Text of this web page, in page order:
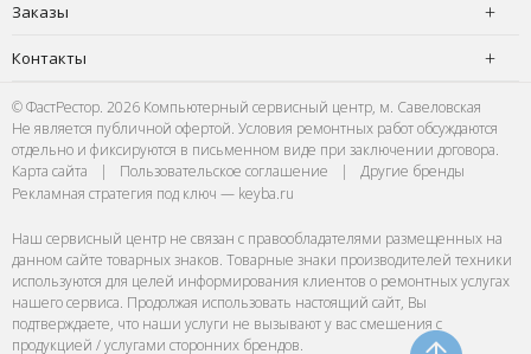
Заказы
Контакты
© ФастРестор. 2026 Компьютерный сервисный центр, м. Савеловская
Не является публичной офертой. Условия ремонтных работ обсуждаются
отдельно и фиксируются в письменном виде при заключении договора.
Карта сайта
| Пользовательское соглашение |
Другие бренды
Рекламная стратегия под ключ — keyba.ru
Наш сервисный центр не связан с правообладателями размещенных на
данном сайте товарных знаков. Товарные знаки производителей техники
используются для целей информирования клиентов о ремонтных услугах
нашего сервиса. Продолжая использовать настоящий сайт, Вы
подтверждаете, что наши услуги не вызывают у вас смешения с
продукцией / услугами сторонних брендов.